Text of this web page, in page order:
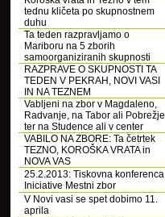
tednu kličeta po skupnostnem
duhu
Ta teden razpravljamo o
Mariboru na 5 zborih
samoorganiziranih skupnosti
RAZPRAVE O SKUPNOSTI TA
TEDEN V PEKRAH, NOVI VASI
IN NA TEZNEM
Vabljeni na zbor v Magdaleno,
Radvanje, na Tabor ali Pobrežje
ter na Studence ali v center
VABILO NA ZBORE: Ta četrtek
TEZNO, KOROŠKA VRATA in
NOVA VAS
25.2.2013: Tiskovna konferenca
Iniciative Mestni zbor
V Novi vasi se spet dobimo 11.
aprila